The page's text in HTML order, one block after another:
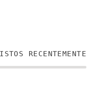
RECENTEMENTE